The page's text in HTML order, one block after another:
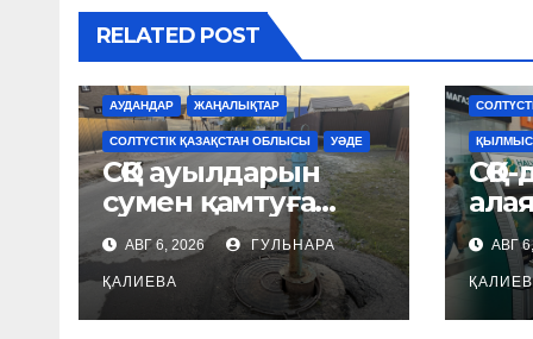
RELATED POST
АУДАНДАР ЖАҢАЛЫҚТАР
СОЛТҮСТІК ҚАЗАҚСТАН ОБЛЫСЫ УӘДЕ
СҚО ауылдарын
сумен қамтуға
Үкіметтен 2,7 млрд
теңге бөлінді
АВГ 6, 2026 ГУЛЬНАРА
ҚАЛИЕВА
ҚЫЛМЫС
АВГ